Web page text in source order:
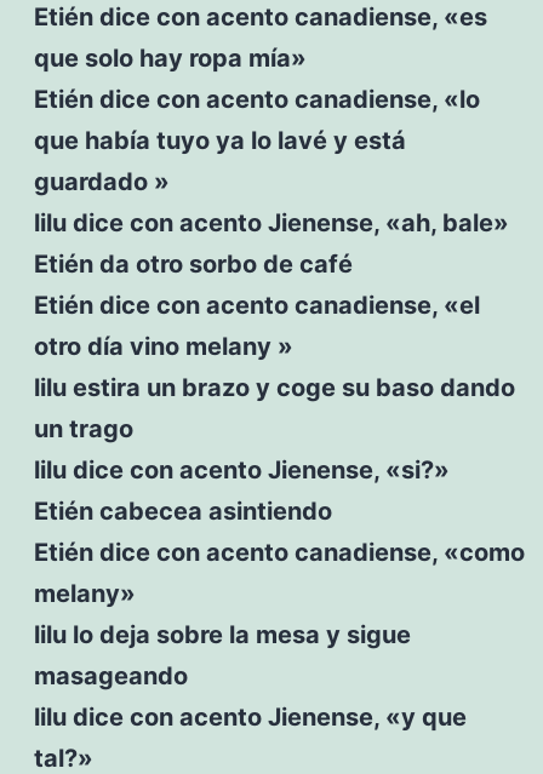
Etién dice con acento canadiense, «es
que solo hay ropa mía»
Etién dice con acento canadiense, «lo
que había tuyo ya lo lavé y está
guardado »
lilu dice con acento Jienense, «ah, bale»
Etién da otro sorbo de café
Etién dice con acento canadiense, «el
otro día vino melany »
lilu estira un brazo y coge su baso dando
un trago
lilu dice con acento Jienense, «si?»
Etién cabecea asintiendo
Etién dice con acento canadiense, «como
melany»
lilu lo deja sobre la mesa y sigue
masageando
lilu dice con acento Jienense, «y que
tal?»